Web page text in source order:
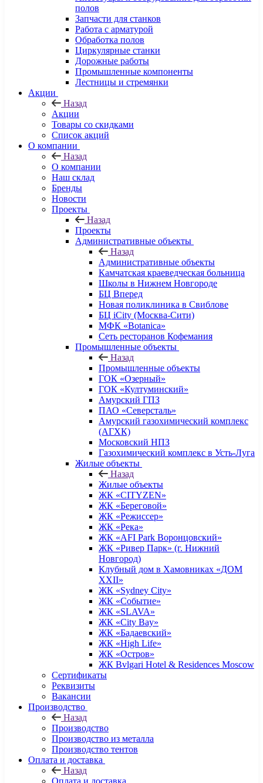
полов
Запчасти для станков
Работа с арматурой
Обработка полов
Циркулярные станки
Дорожные работы
Промышленные компоненты
Лестницы и стремянки
Акции
Назад
Акции
Товары со скидками
Список акций
О компании
Назад
О компании
Наш склад
Бренды
Новости
Проекты
Назад
Проекты
Административные объекты
Назад
Административные объекты
Камчатская краеведческая больница
Школы в Нижнем Новгороде
БЦ Вперед
Новая поликлиника в Свиблове
БЦ iCity (Москва-Сити)
МФК «Botanica»
Сеть ресторанов Кофемания
Промышленные объекты
Назад
Промышленные объекты
ГОК «Озерный»
ГОК «Култуминский»
Амурский ГПЗ
ПАО «Северсталь»
Амурский газохимический комплекс
(АГХК)
Московский НПЗ
Газохимический комплекс в Усть-Луга
Жилые объекты
Назад
Жилые объекты
ЖК «CITYZEN»
ЖК «Береговой»
ЖК «Режиссер»
ЖК «Река»
ЖК «AFI Park Воронцовский»
ЖК «Ривер Парк» (г. Нижний
Новгород)
Клубный дом в Хамовниках «ДОМ
XXII»
ЖК «Sydney City»
ЖК «Событие»
ЖК «SLAVA»
ЖК «City Bay»
ЖК «Бадаевский»
ЖК «High Life»
ЖК «Остров»
ЖК Bvlgari Hotel & Residences Moscow
Сертификаты
Реквизиты
Вакансии
Производство
Назад
Производство
Производство из металла
Производство тентов
Оплата и доставка
Назад
Оплата и доставка